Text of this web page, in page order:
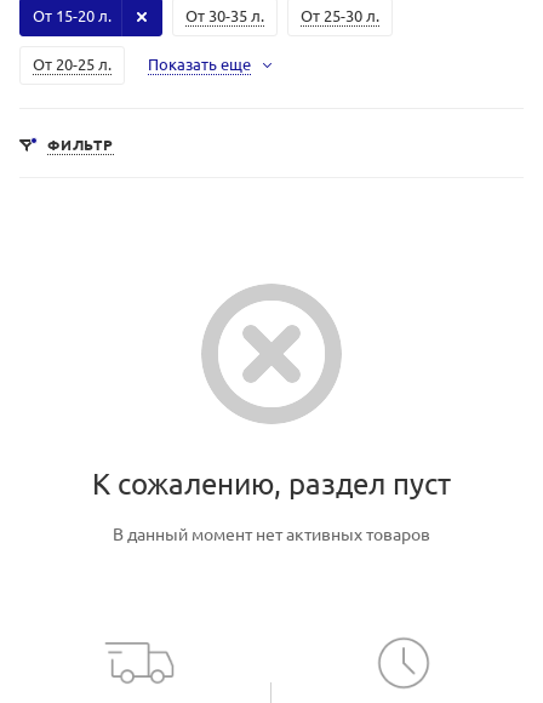
От 30-35 л. От 25-30 л.
От 20-25 л.
От 15-20 л.
Показать еще
ФИЛЬТР
К сожалению, раздел пуст
В данный момент нет активных товаров